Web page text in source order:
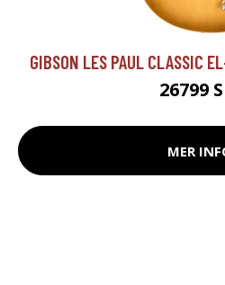
GIBSON LES PAUL CLASSIC
26799
MER